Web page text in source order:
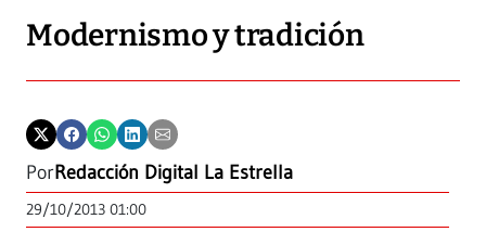
Modernismo y tradición
PorRedacción Digital La Estrella
29/10/2013 01:00